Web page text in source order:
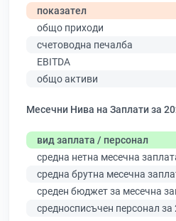
показател
общо приходи
счетоводна печалба
EBITDA
общо активи
Месечни Нива на Заплати за
вид заплата / персонал
средна нетна месечна
средна брутна месечна
среден бюджет за месечна
средносписъчен персонал за